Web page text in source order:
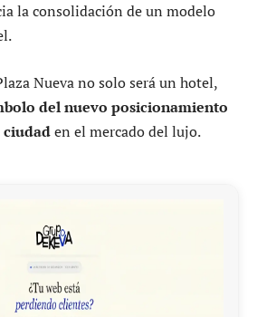
la consolidación de un modelo
Nueva no solo será un hotel,
del nuevo posicionamiento
en el mercado del lujo.